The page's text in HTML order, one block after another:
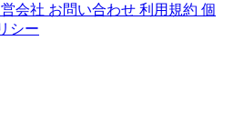
会社 お問い合わせ 利用規約 個
シー